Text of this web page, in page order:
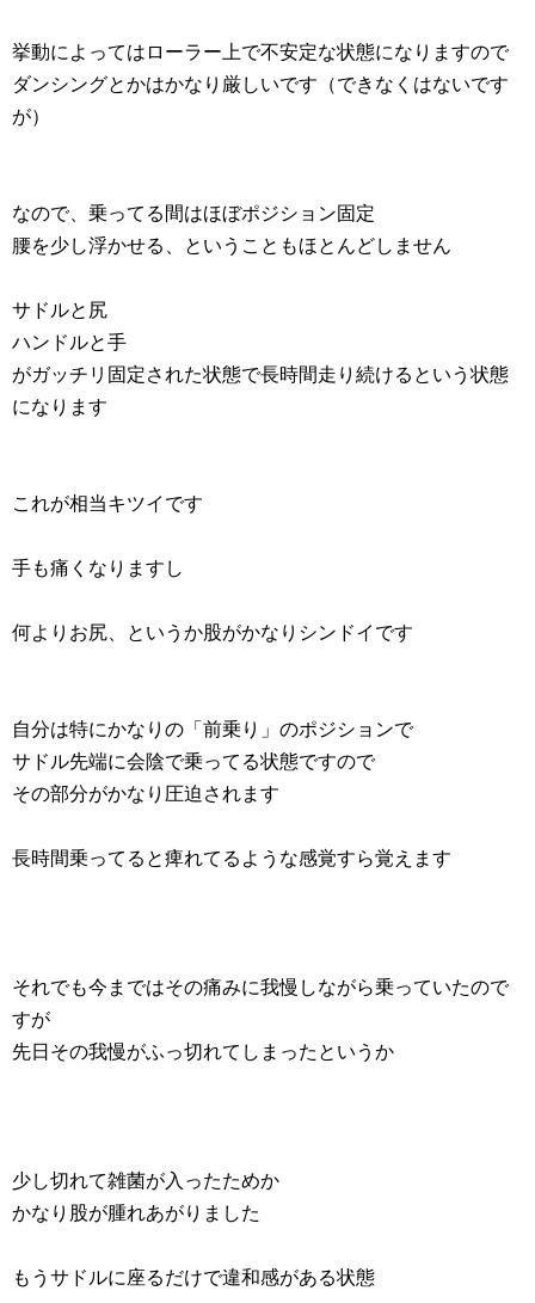
挙動によってはローラー上で不安定な状態になりますので
ダンシングとかはかなり厳しいです（できなくはないです
が）
なので、乗ってる間はほぼポジション固定
腰を少し浮かせる、ということもほとんどしません
サドルと尻
ハンドルと手
がガッチリ固定された状態で長時間走り続けるという状態
になります
これが相当キツイです
手も痛くなりますし
何よりお尻、というか股がかなりシンドイです
自分は特にかなりの「前乗り」のポジションで
サドル先端に会陰で乗ってる状態ですので
その部分がかなり圧迫されます
長時間乗ってると痺れてるような感覚すら覚えます
それでも今まではその痛みに我慢しながら乗っていたので
すが
先日その我慢がふっ切れてしまったというか
少し切れて雑菌が入ったためか
かなり股が腫れあがりました
もうサドルに座るだけで違和感がある状態